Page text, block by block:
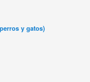
y gatos)